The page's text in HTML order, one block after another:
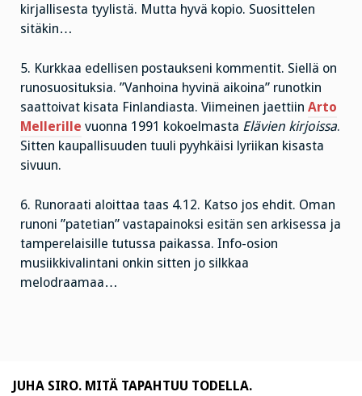
kirjallisesta tyylistä. Mutta hyvä kopio. Suosittelen
sitäkin…
5. Kurkkaa edellisen postaukseni kommentit. Siellä on
runosuosituksia. ”Vanhoina hyvinä aikoina” runotkin
saattoivat kisata Finlandiasta. Viimeinen jaettiin Arto
Mellerille vuonna 1991 kokoelmasta Elävien kirjoissa.
Sitten kaupallisuuden tuuli pyyhkäisi lyriikan kisasta
sivuun.
6. Runoraati aloittaa taas 4.12. Katso jos ehdit. Oman
runoni ”patetian” vastapainoksi esitän sen arkisessa ja
tamperelaisille tutussa paikassa. Info-osion
musiikkivalintani onkin sitten jo silkkaa
melodraamaa…
JUHA SIRO. MITÄ TAPAHTUU TODELLA.